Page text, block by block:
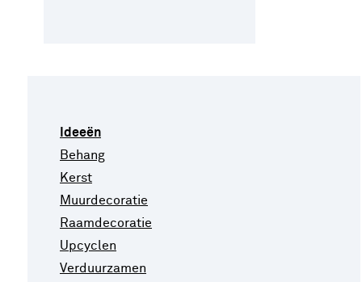
Ideeën
Behang
Kerst
Muurdecoratie
Raamdecoratie
Upcyclen
Verduurzamen